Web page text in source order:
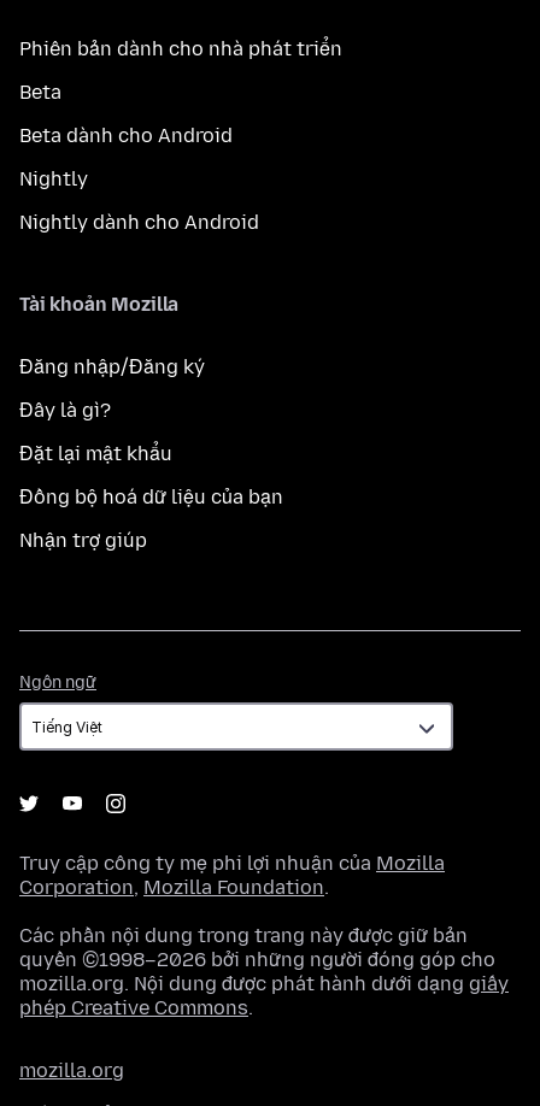
Phiên bản dành cho nhà phát triển
Beta
Beta dành cho Android
Nightly
Nightly dành cho Android
Tài khoản Mozilla
Đăng nhập/Đăng ký
Đây là gì?
Đặt lại mật khẩu
Đồng bộ hoá dữ liệu của bạn
Nhận trợ giúp
Ngôn ngữ
ngữ
Truy cập công ty mẹ phi lợi nhuận của Mozilla
Corporation, Mozilla Foundation.
Các phần nội dung trong trang này được giữ bản
quyền ©1998–2026 bởi những người đóng góp cho
mozilla.org. Nội dung được phát hành dưới dạng giấy
phép Creative Commons.
mozilla.org